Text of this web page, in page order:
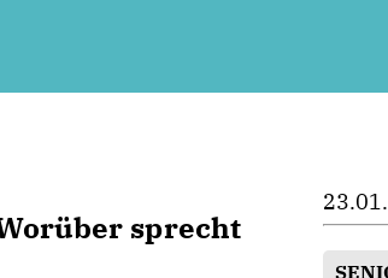
sprecht